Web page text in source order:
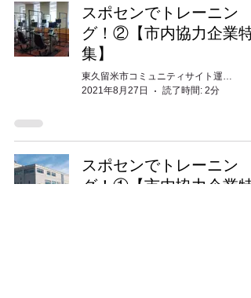
スポセンでトレーニン
グ！②【市内協力企業特
集】
東久留米市コミュニティサイト運営委員会
2021年8月27日
読了時間: 2分
スポセンでトレーニン
グ！①【市内協力企業特